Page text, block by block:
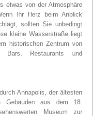
etwas von der Atmosphäre
Ihr Herz beim Anblick
sollten Sie unbedingt
kleine Wasserstraße liegt
historischen Zentrum von
Bars, Restaurants und
Annapolis, der ältesten
Gebäuden aus dem 18.
Museum zur